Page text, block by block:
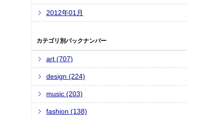
2012年01月
カテゴリ別バックナンバー
art (707)
design (224)
music (203)
fashion (138)